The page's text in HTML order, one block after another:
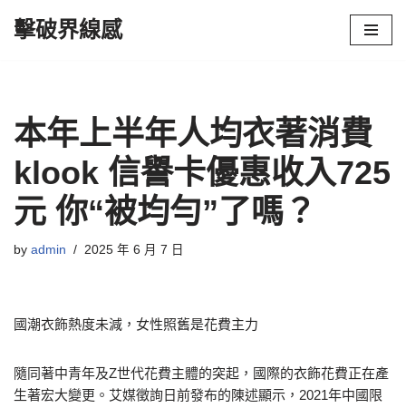
擊破界線感
本年上半年人均衣著消費
klook 信譽卡優惠收入725
元 你“被均勻”了嗎？
by admin 2025 年 6 月 7 日
國潮衣飾熱度未減，女性照舊是花費主力
隨同著中青年及Z世代花費主體的突起，國際的衣飾花費正在產
生著宏大變更。艾媒徵詢日前發布的陳述顯示，2021年中國限